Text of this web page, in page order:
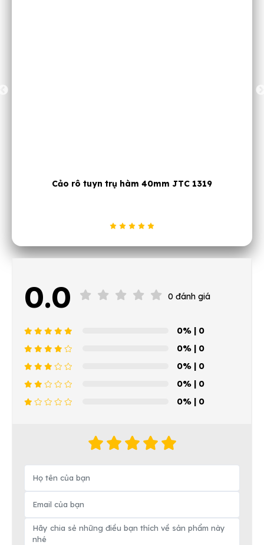
Cảo rô tuyn thước lái 27-42mm
0.0 0 đánh giá
0% | 0
0% | 0
0% | 0
0% | 0
0% | 0